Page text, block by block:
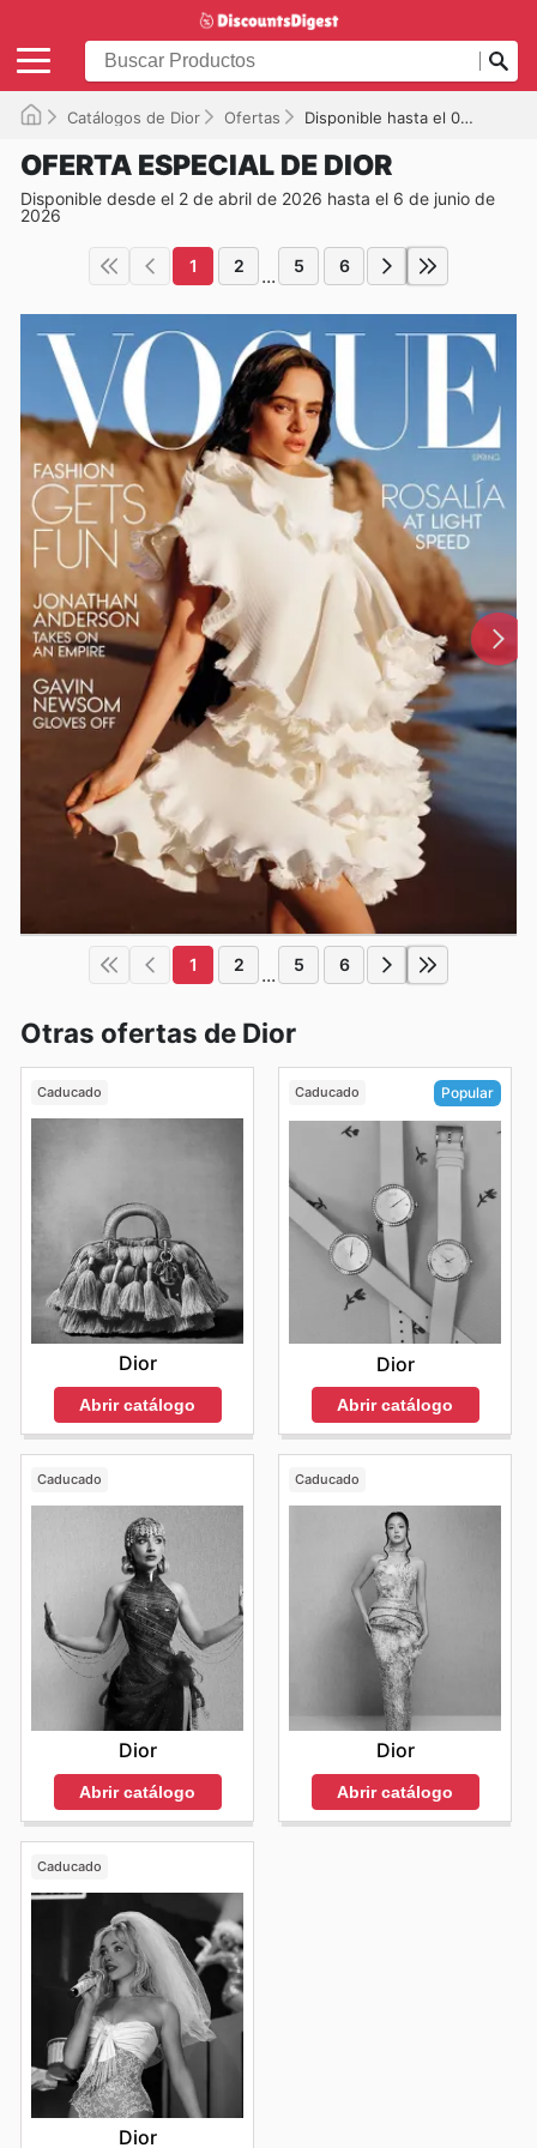
Catálogos de Dior Ofertas Disponible hasta el 06/06/2026
OFERTA ESPECIAL DE DIOR
Disponible desde el 2 de abril de 2026 hasta el 6 de junio de
2026
1 2 ... 5 6
1 2 ... 5 6
Otras ofertas de Dior
Caducado
Dior
Abrir catálogo
Caducado Popular
Dior
Abrir catálogo
Caducado
Dior
Abrir catálogo
Caducado
Dior
Abrir catálogo
Caducado
Dior